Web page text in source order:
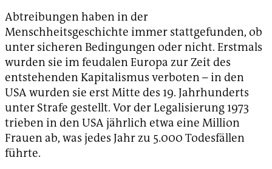
Abtreibungen haben in der
Menschheitsgeschichte immer stattgefunden, ob
unter sicheren Bedingungen oder nicht. Erstmals
wurden sie im feudalen Europa zur Zeit des
entstehenden Kapitalismus verboten – in den
USA wurden sie erst Mitte des 19. Jahrhunderts
unter Strafe gestellt. Vor der Legalisierung 1973
trieben in den USA jährlich etwa eine Million
Frauen ab, was jedes Jahr zu 5.000 Todesfällen
führte.